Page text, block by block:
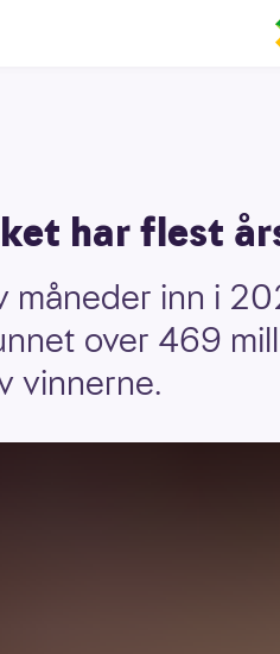
har flest
måneder inn i
over 469
vinnerne.